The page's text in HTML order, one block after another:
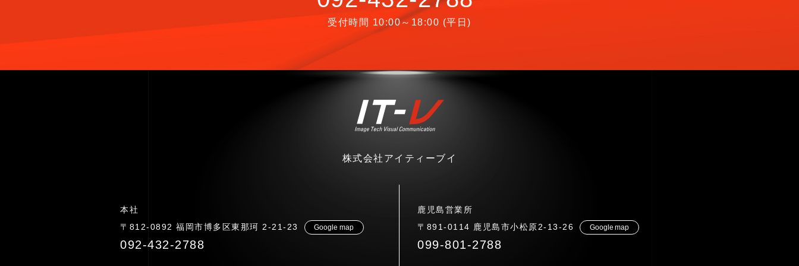
受付時間 10:00～18:00 (平日)
株式会社アイティーブイ
本社
〒812-0892 福岡市博多区東那珂 2-21-23
Google map
092-432-2788
鹿児島営業所
〒891-0114 鹿児島市小松原2-13-26
Google map
099-801-2788